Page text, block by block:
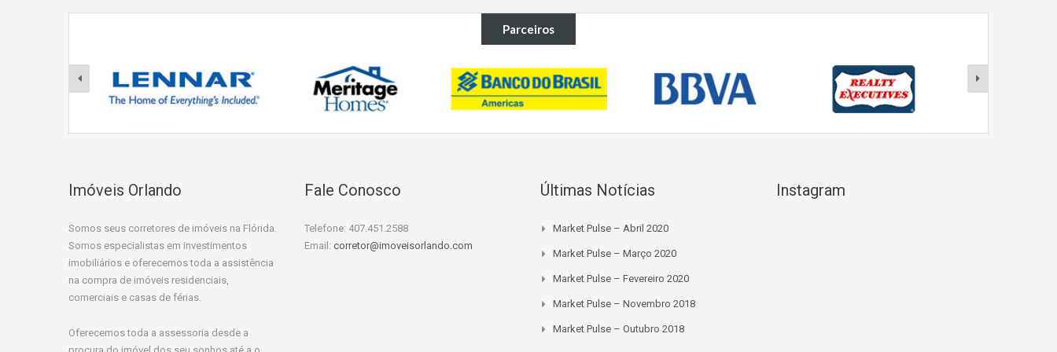
Parceiros
Imóveis Orlando
Somos seus corretores de imóveis na Flórida.
Somos especialistas em investimentos
imobiliários e oferecemos toda a assistência
na compra de imóveis residenciais,
comerciais e casas de férias.
Oferecemos toda a assessoria desde a
Fale Conosco
Telefone: 407.451.2588
Email: corretor@imoveisorlando.com
Últimas Notícias
Market Pulse – Abril 2020
Market Pulse – Março 2020
Market Pulse – Fevereiro 2020
Market Pulse – Novembro 2018
Market Pulse – Outubro 2018
Instagram